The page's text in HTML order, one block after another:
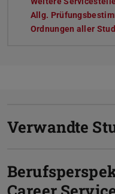
Allg.
Ordnungen aller
Verwandte